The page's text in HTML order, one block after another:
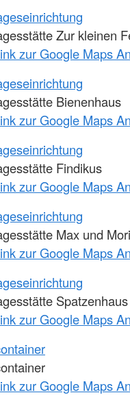
Zur kleinen
zur Google Maps
Bienenhaus
zur Google Maps
Findikus
zur Google Maps
Max und
zur Google Maps
Spatzenhaus
zur Google Maps
zur Google Maps